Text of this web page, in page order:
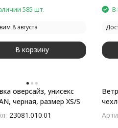
585 шт.
8 августа
В корзину
В
оверсайз, унисекс
черная, размер XS/S
23081.010.01